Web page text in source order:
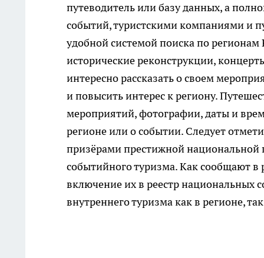
путеводитель или базу данных, а
событий, туристскими компаниями и
удобной системой поиска по
исторические реконструкции,
интересно рассказать о своем
и повысить интерес к региону.
мероприятий, фотографии, даты и
регионе или о событии. Следует
призёрами престижной национальной
событийного туризма. Как сообщают в
включение их в реестр национальных
внутреннего туризма как в регионе,